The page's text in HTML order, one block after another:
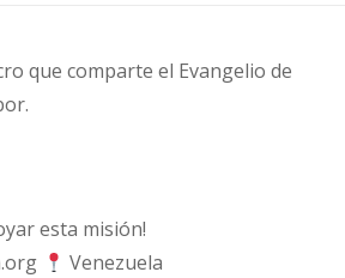
que comparte el Evangelio de
esta misión!
Venezuela